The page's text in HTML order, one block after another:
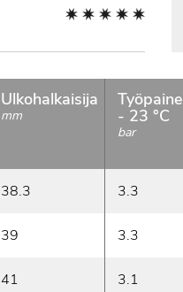
Ulkohalkaisija
mm
Työpaine
- 23 °C
bar
38.3 3.3
39 3.3
41 3.1